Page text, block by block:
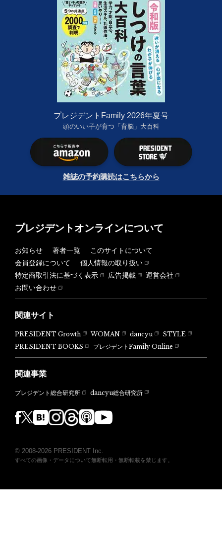
プレジデントFamily 2026年夏号
頭のいい子が育つ「育脳」大百科
雑誌の予約購読はこちらから
プレジデントオンラインについて
お知らせ 著者一覧
このサイトについて
会員登録について
個人情報の取り扱い
特定商取引法に基づく表示
広告掲載
運営会社
お問い合わせ
関連サイト
PRESIDENT Growth WOMAN dancyu
STYLE
PRESIDENT BOOKS
プレジデントFamily Online
関連事業
プレジデント総合研究所 dancyu総合研究所
© 2008-2026 PRESIDENT Inc.
すべての画像・データについて無断転用・無断転載を禁じます。